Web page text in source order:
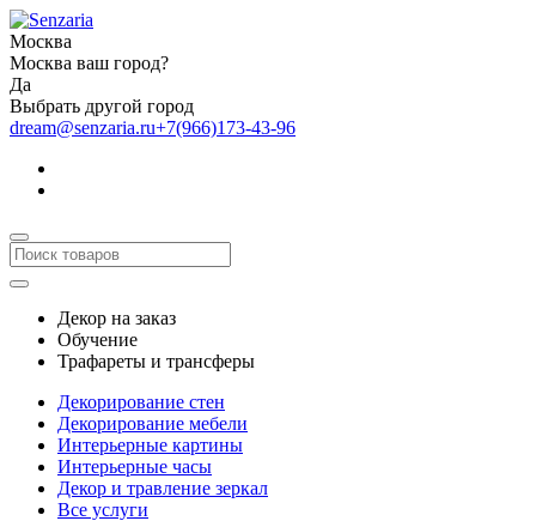
Москва
Москва ваш город?
Да
Выбрать другой город
dream@senzaria.ru+7(966)173-43-96
Декор на заказ
Обучение
Трафареты и трансферы
Декорирование стен
Декорирование мебели
Интерьерные картины
Интерьерные часы
Декор и травление зеркал
Все услуги